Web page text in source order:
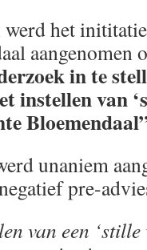
werd het
aangenomen
in te
instellen van
unaniem
pre-
van een